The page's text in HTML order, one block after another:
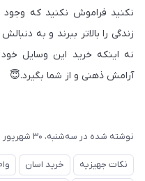
نکنید فراموش نکنید که
زندگی را بالاتر ببرند و به
نه اینکه خرید این وسایل
آرامش ذهنی و از شما بگیرد.😇
نوشته شده در ﺳﻪشنبه، 30 شهریور 00
نکات جهیزیه خرید اسان